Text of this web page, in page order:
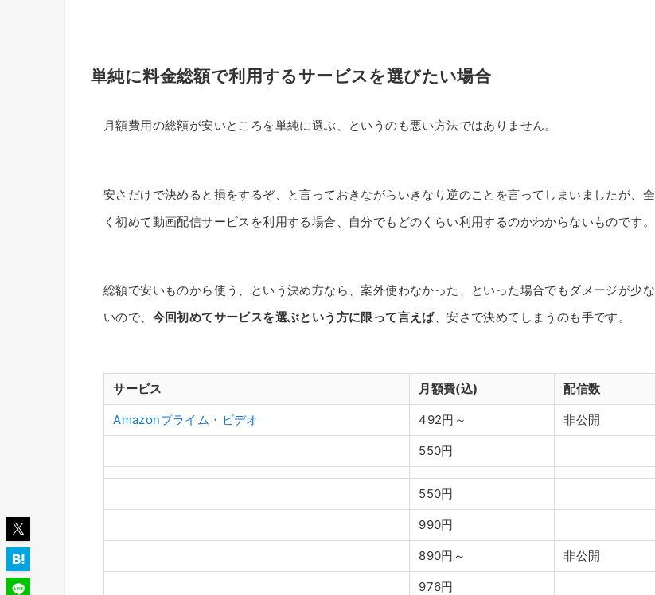
単純に料金総額で利用するサービスを選びたい場合
月額費用の総額が安いところを単純に選ぶ、というのも悪い方法ではありません。
安さだけで決めると損をするぞ、と言っておきながらいきなり逆のことを言ってしまいましたが、全
く初めて動画配信サービスを利用する場合、自分でもどのくらい利用するのかわからないものです。
総額で安いものから使う、という決め方なら、案外使わなかった、といった場合でもダメージが少な
いので、 今回初めてサービスを選ぶという方に限って言えば、安さで決めてしまうのも手です。
サービス 月額費(込) 配信数
Amazonプライム・ビデオ 492円～ 非公開
550円
550円
990円
890円～ 非公開
976円